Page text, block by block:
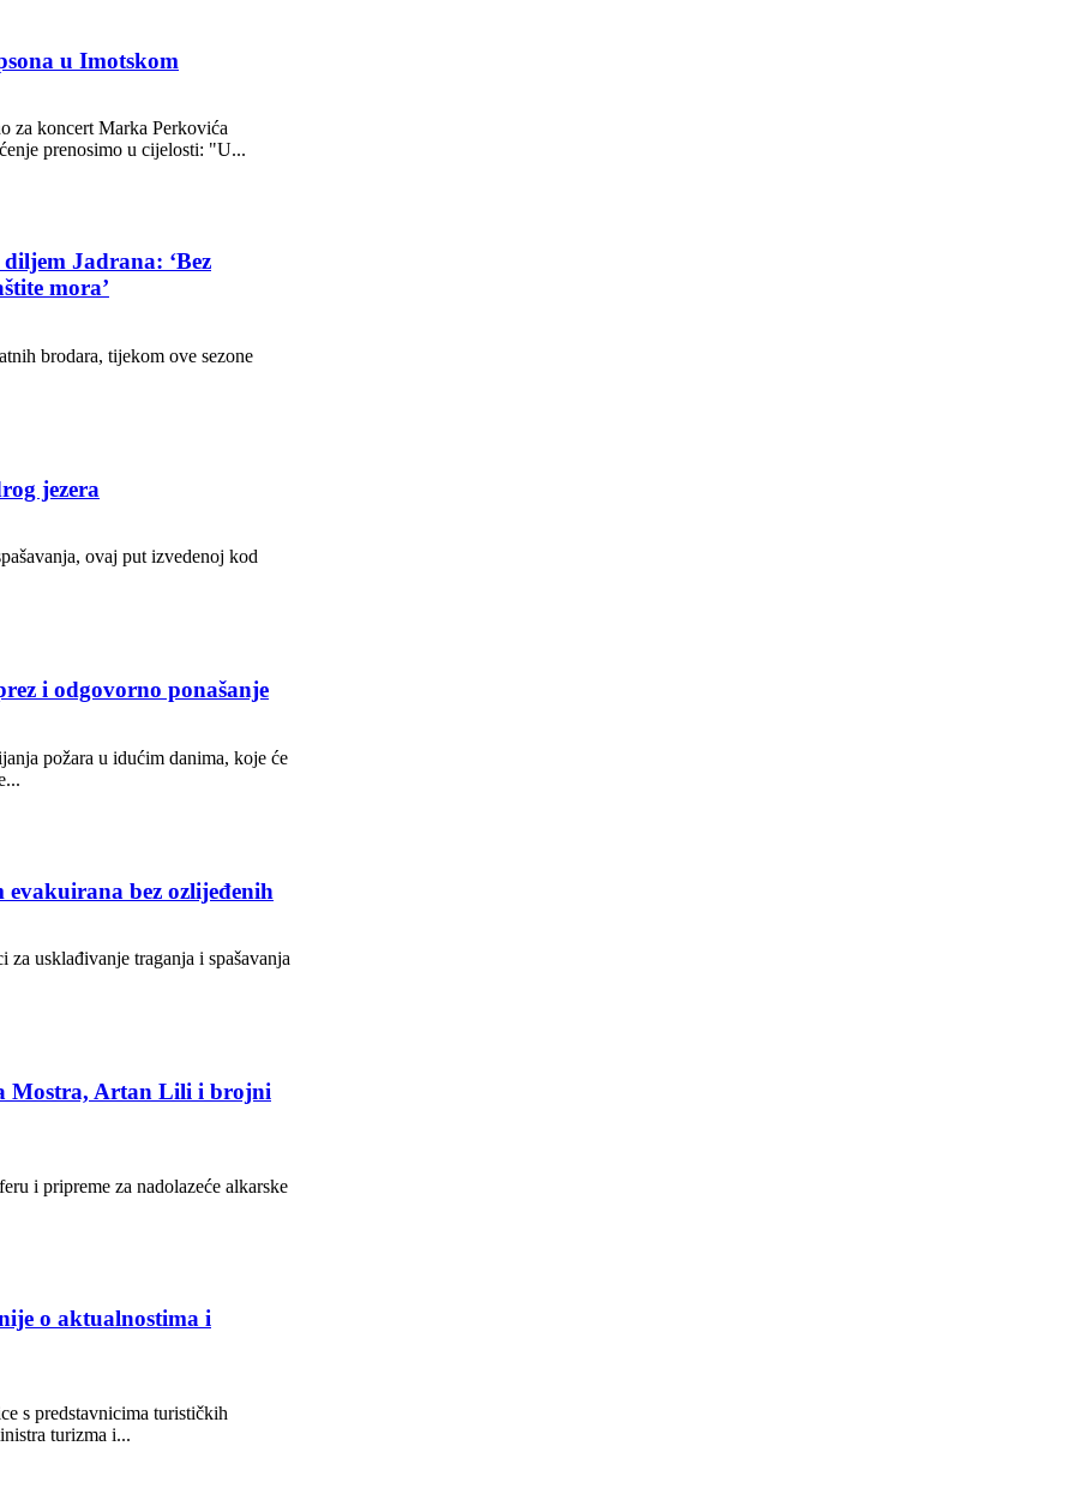
u Imotskom
za koncert Marka Perkovića
prenosimo u cijelosti: "U...
Jadrana: ‘Bez
mora’
brodara, tijekom ove sezone
jezera
ovaj put izvedenoj kod
i odgovorno ponašanje
požara u idućim danima, koje će
bez ozlijeđenih
usklađivanje traganja i spašavanja
Mostra, Artan Lili i brojni
i pripreme za nadolazeće alkarske
o aktualnostima i
s predstavnicima turističkih
turizma i...